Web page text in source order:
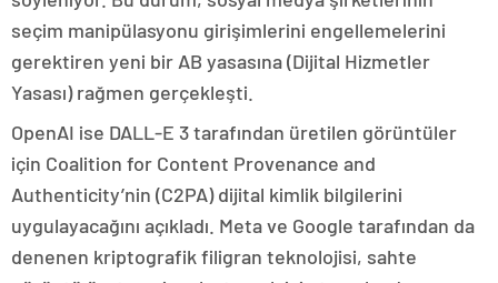
seçim manipülasyonu girişimlerini engellemelerini
gerektiren yeni bir AB yasasına (Dijital Hizmetler
Yasası) rağmen gerçekleşti.
OpenAI ise DALL-E 3 tarafından üretilen görüntüler
için Coalition for Content Provenance and
Authenticity’nin (C2PA) dijital kimlik bilgilerini
uygulayacağını açıkladı. Meta ve Google tarafından da
denenen kriptografik filigran teknolojisi, sahte